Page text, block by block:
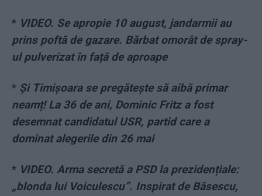
* VIDEO. Se apropie 10 august, jandarmii au
prins poftă de gazare. Bărbat omorât de spray-
ul pulverizat în față de aproape
* Și Timișoara se pregătește să aibă primar
neamț! La 36 de ani, Dominic Fritz a fost
desemnat candidatul USR, partid care a
dominat alegerile din 26 mai
* VIDEO. Arma secretă a PSD la prezidențiale:
„blonda lui Voiculescu”. Inspirat de Băsescu,